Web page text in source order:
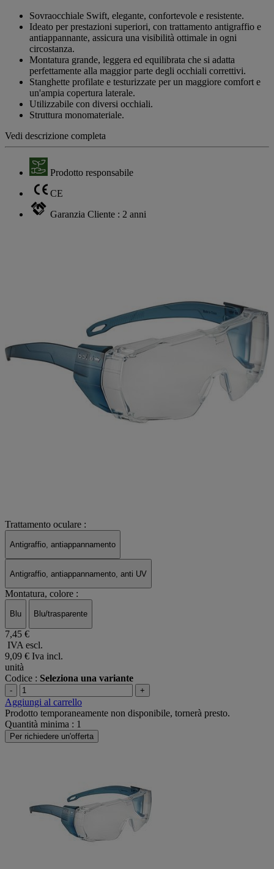
pagina.
Sovraocchiale Swift, elegante, confortevole e resistente.
Ideato per prestazioni superiori, con trattamento antigraffio e
antiappannante, assicura una visibilità ottimale in ogni
circostanza.
Montatura grande, leggera ed equilibrata che si adatta
perfettamente alla maggior parte degli occhiali correttivi.
Stanghette profilate e testurizzate per un maggiore comfort e
un'ampia copertura laterale.
Utilizzabile con diversi occhiali.
Struttura monomateriale.
Vedi descrizione completa
Prodotto responsabile
CE
Garanzia Cliente : 2 anni
Trattamento oculare :
Antigraffio, antiappannamento
Antigraffio, antiappannamento, anti UV
Montatura, colore :
Blu Blu/trasparente
7,45 €
IVA escl.
9,09 € Iva incl.
unità
Codice : Seleziona una variante
- +
Aggiungi al carrello
Prodotto temporaneamente non disponibile, tornerà presto.
Quantità minima : 1
Per richiedere un'offerta